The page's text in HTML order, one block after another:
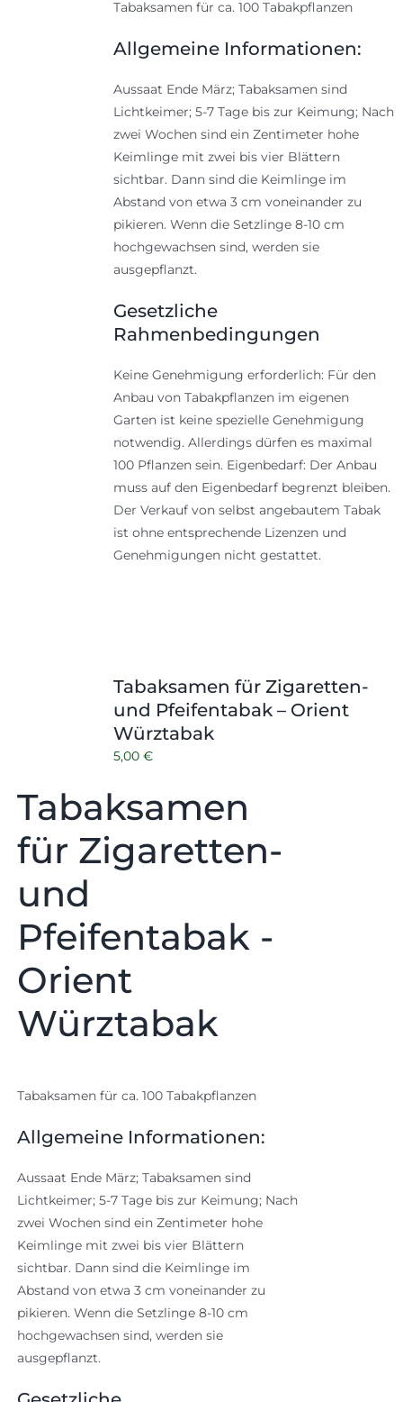
Tabaksamen für ca. 100 Tabakpflanzen
Allgemeine Informationen:
Aussaat Ende März; Tabaksamen sind
Lichtkeimer; 5-7 Tage bis zur Keimung; Nach
zwei Wochen sind ein Zentimeter hohe
Keimlinge mit zwei bis vier Blättern
sichtbar. Dann sind die Keimlinge im
Abstand von etwa 3 cm voneinander zu
pikieren. Wenn die Setzlinge 8-10 cm
hochgewachsen sind, werden sie
ausgepflanzt.
Gesetzliche
Rahmenbedingungen
Keine Genehmigung erforderlich: Für den
Anbau von Tabakpflanzen im eigenen
Garten ist keine spezielle Genehmigung
notwendig. Allerdings dürfen es maximal
100 Pflanzen sein. Eigenbedarf: Der Anbau
muss auf den Eigenbedarf begrenzt bleiben.
Der Verkauf von selbst angebautem Tabak
ist ohne entsprechende Lizenzen und
Genehmigungen nicht gestattet.
Tabaksamen für Zigaretten-
und Pfeifentabak – Orient
Würztabak
5,00 €
Tabaksamen
für Zigaretten-
und
Pfeifentabak -
Orient
Würztabak
Tabaksamen für ca. 100 Tabakpflanzen
Allgemeine Informationen:
Aussaat Ende März; Tabaksamen sind
Lichtkeimer; 5-7 Tage bis zur Keimung; Nach
zwei Wochen sind ein Zentimeter hohe
Keimlinge mit zwei bis vier Blättern
sichtbar. Dann sind die Keimlinge im
Abstand von etwa 3 cm voneinander zu
pikieren. Wenn die Setzlinge 8-10 cm
hochgewachsen sind, werden sie
ausgepflanzt.